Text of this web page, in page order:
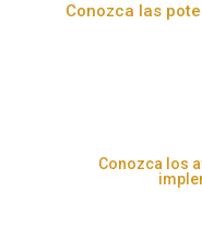
Conozca las
Conozca los